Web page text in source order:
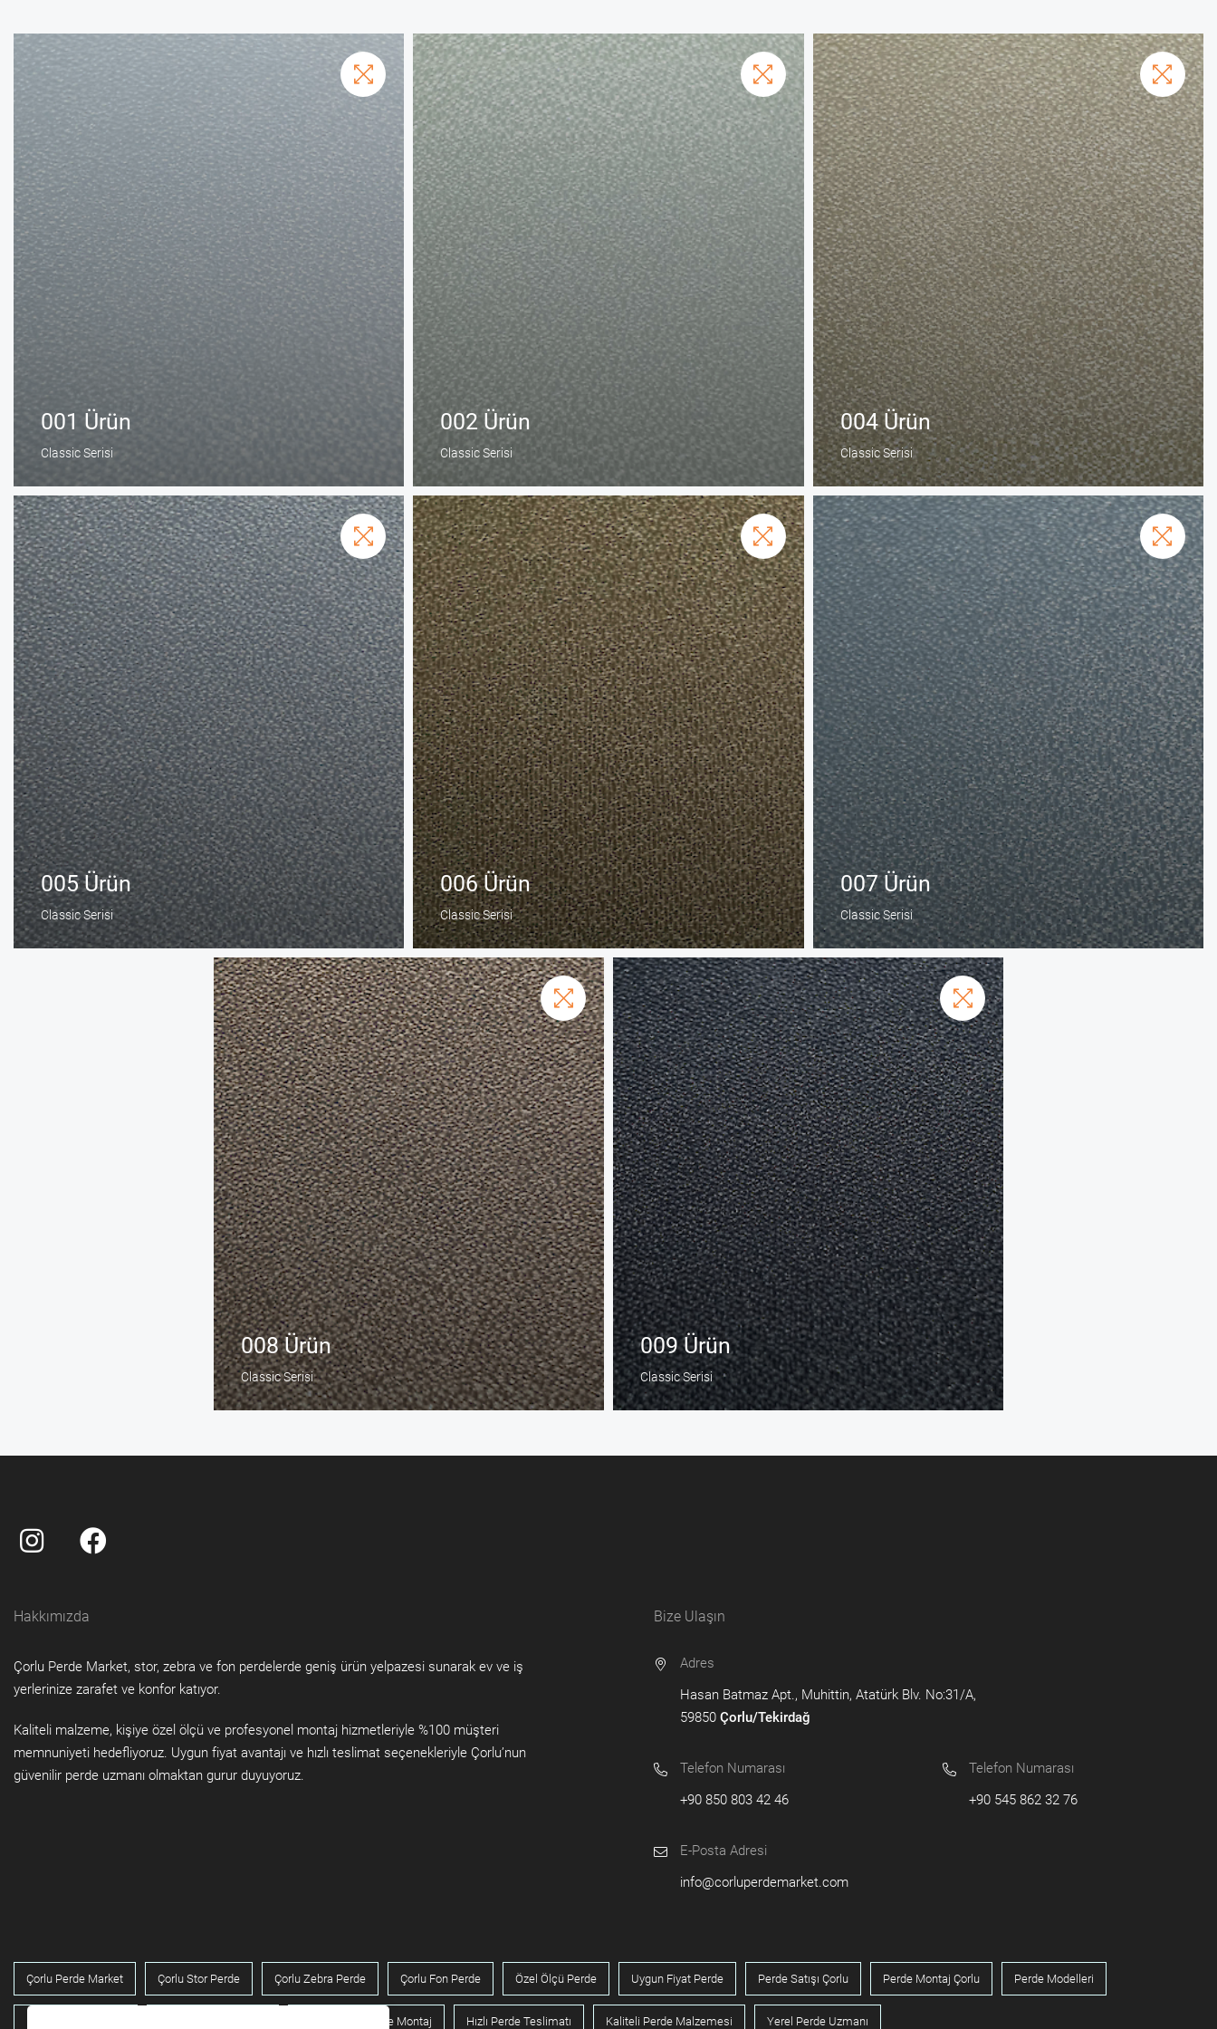
001 Ürün
Classic Serisi
002 Ürün
Classic Serisi
004 Ürün
Classic Serisi
005 Ürün
Classic Serisi
006 Ürün
Classic Serisi
007 Ürün
Classic Serisi
008 Ürün
Classic Serisi
009 Ürün
Classic Serisi
Hakkımızda
Çorlu Perde Market, stor, zebra ve fon perdelerde geniş ürün yelpazesi sunarak ev ve iş
yerlerinize zarafet ve konfor katıyor.
Kaliteli malzeme, kişiye özel ölçü ve profesyonel montaj hizmetleriyle %100 müşteri
memnuniyeti hedefliyoruz. Uygun fiyat avantajı ve hızlı teslimat seçenekleriyle Çorlu’nun
güvenilir perde uzmanı olmaktan gurur duyuyoruz.
Bize Ulaşın
Adres
Hasan Batmaz Apt., Muhittin, Atatürk Blv. No:31/A,
59850 Çorlu/Tekirdağ
Telefon Numarası
+90 850 803 42 46
Telefon Numarası
+90 545 862 32 76
E-Posta Adresi
info@corluperdemarket.com
Çorlu Perde Market Çorlu Stor Perde Çorlu Zebra Perde Çorlu Fon Perde Özel Ölçü Perde Uygun Fiyat Perde Perde Satışı Çorlu Perde Montaj Çorlu Perde Modelleri
Profesyonel Perde Montaj Hızlı Perde Teslimatı Kaliteli Perde Malzemesi Yerel Perde Uzmanı